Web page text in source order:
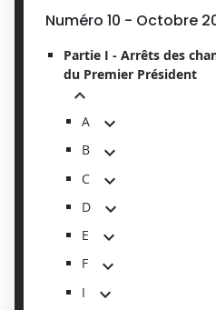
Numéro 10 - Octobre
Partie I - Arrêts des
du Premier Président
A
B
C
D
E
F
I